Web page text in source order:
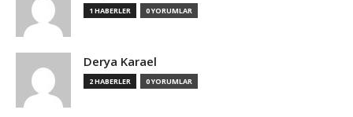
1 HABERLER 0 YORUMLAR
Derya Karael
2 HABERLER 0 YORUMLAR